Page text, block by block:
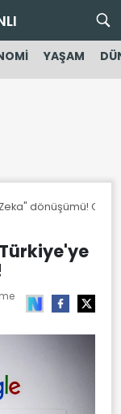
YAŞAM
dönüşümü!